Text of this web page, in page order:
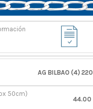
AG BILBAO (4) 220
44.00